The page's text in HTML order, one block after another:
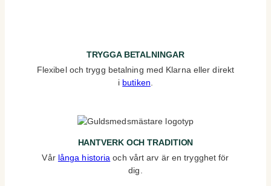
TRYGGA BETALNINGAR
Flexibel och trygg betalning med Klarna eller direkt
i butiken
HANTVERK OCH TRADITION
Vår långa historia och vårt arv är en trygghet för
dig.